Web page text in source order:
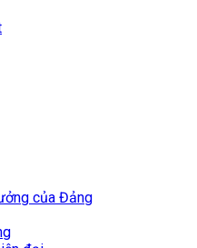
của Đảng